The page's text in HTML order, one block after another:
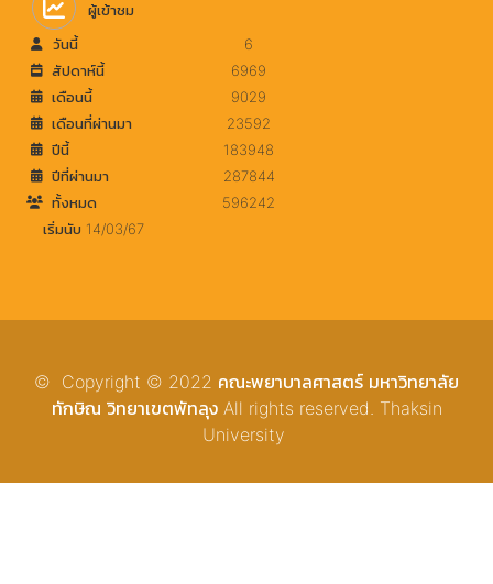
ผู้เข้าชม
วันนี้
6
สัปดาห์นี้
6969
เดือนนี้
9029
เดือนที่ผ่านมา
23592
ปีนี้
183948
ปีที่ผ่านมา
287844
ทั้งหมด
596242
เริ่มนับ 14/03/67
© Copyright © 2022 คณะพยาบาลศาสตร์ มหาวิทยาลัย
ทักษิณ วิทยาเขตพัทลุง All rights reserved. Thaksin
University